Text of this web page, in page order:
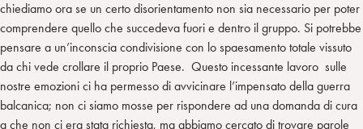
chiediamo ora se un certo disorientamento non sia necessario per poter
comprendere quello che succedeva fuori e dentro il gruppo. Si potrebbe
pensare a un’inconscia condivisione con lo spaesamento totale vissuto
da chi vede crollare il proprio Paese. Questo incessante lavoro sulle
nostre emozioni ci ha permesso di avvicinare l’impensato della guerra
balcanica; non ci siamo mosse per rispondere ad una domanda di cura
a che non ci era stata richiesta, ma abbiamo cercato di trovare parole